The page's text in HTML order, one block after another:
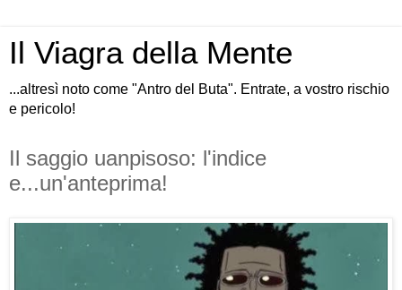
Il Viagra della Mente
...altresì noto come "Antro del Buta". Entrate, a vostro rischio
e pericolo!
Il saggio uanpisoso: l'indice
e...un'anteprima!